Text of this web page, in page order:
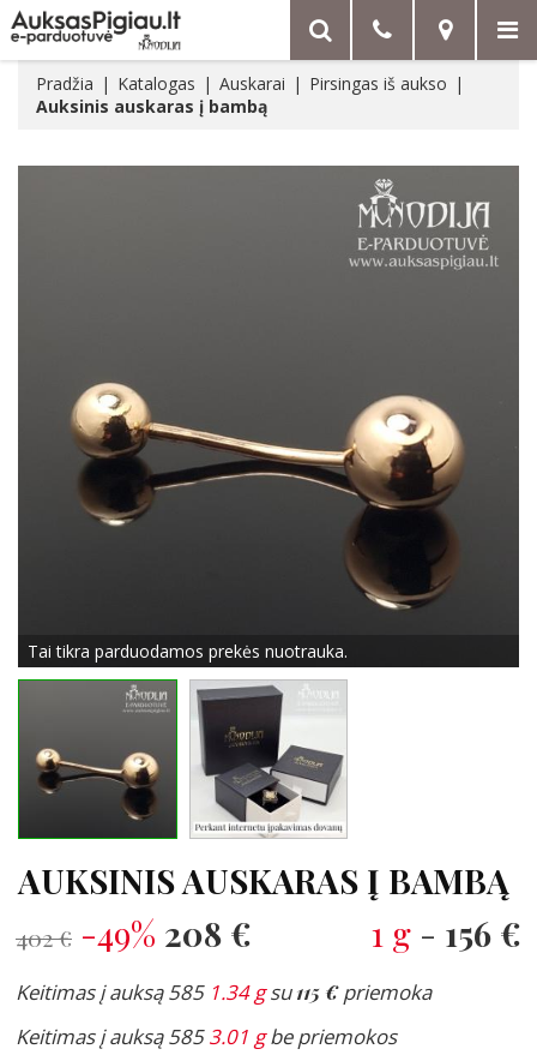
Pradžia Katalogas Auskarai
Pirsingas iš aukso
Auksinis auskaras į bambą
Tai tikra parduodamos prekės nuotrauka.
AUKSINIS AUSKARAS Į BAMBĄ
402 € -49% 208 € 1 g - 156 €
Keitimas į auksą 585 1.34 gsu115 €priemoka
Keitimas į auksą 5853.01 gbe priemokos